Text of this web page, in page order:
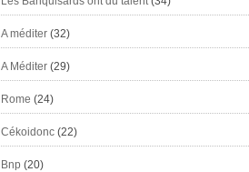
A méditer(32)
A Méditer(29)
Rome (24)
Cékoidonc(22)
Bnp (20)